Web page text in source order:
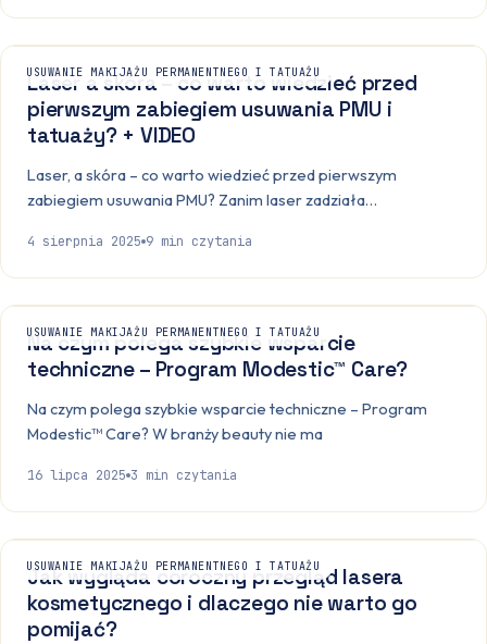
USUWANIE MAKIJAŻU PERMANENTNEGO I TATUAŻU
Laser a skóra – co warto wiedzieć przed
pierwszym zabiegiem usuwania PMU i
tatuaży? + VIDEO
Laser, a skóra – co warto wiedzieć przed pierwszym
zabiegiem usuwania PMU? Zanim laser zadziała…
4 sierpnia 2025 9 min czytania
USUWANIE MAKIJAŻU PERMANENTNEGO I TATUAŻU
Na czym polega szybkie wsparcie
techniczne – Program Modestic™ Care?
Na czym polega szybkie wsparcie techniczne – Program
Modestic™ Care? W branży beauty nie ma
16 lipca 2025 3 min czytania
USUWANIE MAKIJAŻU PERMANENTNEGO I TATUAŻU
Jak wygląda coroczny przegląd lasera
kosmetycznego i dlaczego nie warto go
pomijać?